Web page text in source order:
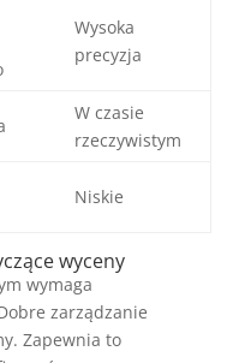
Wysoka
precyzja
W czasie
rzeczywistym
Niskie
wyceny
wymaga
zarządzanie
Zapewnia to